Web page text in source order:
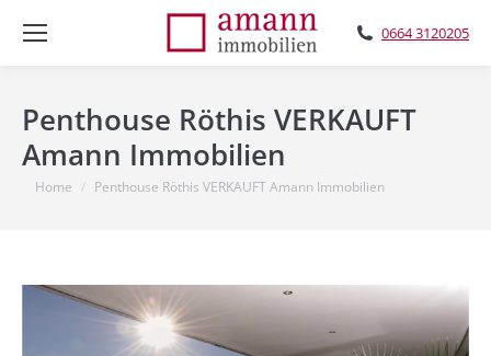
0664 3120205
Penthouse Röthis VERKAUFT
Amann Immobilien
You are here:
Home Penthouse Röthis VERKAUFT Amann Immobilien